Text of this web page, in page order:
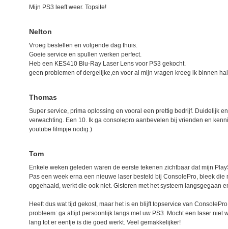
Mijn PS3 leeft weer. Topsite!
Nelton
Vroeg bestellen en volgende dag thuis.
Goeie service en spullen werken perfect.
Heb een KES410 Blu-Ray Laser Lens voor PS3 gekocht.
geen problemen of dergelijke,en voor al mijn vragen kreeg ik binnen
Thomas
Super service, prima oplossing en vooral een prettig bedrijf. Duidelijk
verwachting. Een 10. Ik ga consolepro aanbevelen bij vrienden en
youtube filmpje nodig.)
Tom
Enkele weken geleden waren de eerste tekenen zichtbaar dat mijn
Pas een week erna een nieuwe laser besteld bij ConsolePro, bleek
opgehaald, werkt die ook niet. Gisteren met het systeem langsgegaan
Heeft dus wat tijd gekost, maar het is en blijft topservice van
probleem: ga altijd persoonlijk langs met uw PS3. Mocht een laser
lang tot er eentje is die goed werkt. Veel gemakkelijker!